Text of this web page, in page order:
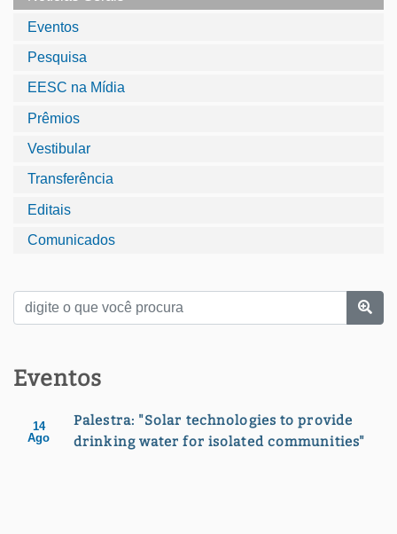
Eventos
Pesquisa
EESC na Mídia
Prêmios
Vestibular
Transferência
Editais
Comunicados
Eventos
14
Ago
Palestra: "Solar technologies to provide
drinking water for isolated communities"